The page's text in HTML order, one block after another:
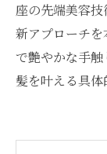
座の先端美容
新アプローチ
で艶やかな手
髪を叶える具体